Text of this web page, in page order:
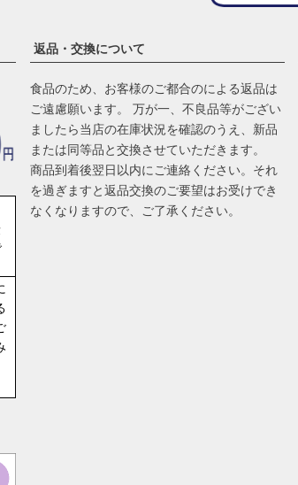
返品・交換について
食品のため、お客様のご都合のによる返品は
ご遠慮願います。 万が一、不良品等がござい
ましたら当店の在庫状況を確認のうえ、新品
または同等品と交換させていただきます。
商品到着後翌日以内にご連絡ください。それ
を過ぎますと返品交換のご要望はお受けでき
なくなりますので、ご了承ください。